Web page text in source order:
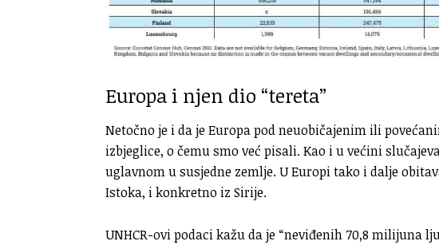
Europa i njen dio “tereta”
Netočno je i da je Europa pod neuobičajenim ili
izbjeglice, o čemu smo već pisali. Kao i u većini
uglavnom u susjedne zemlje. U Europi tako i dalje
Istoka, i konkretno iz Sirije.
UNHCR-ovi podaci kažu da je “neviđenih 70,8 milijuna